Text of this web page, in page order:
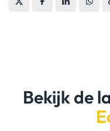
Bekijk de